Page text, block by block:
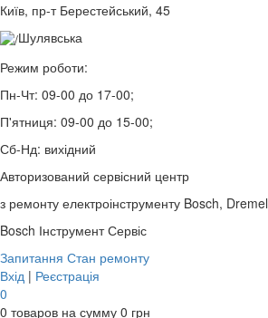
Київ, пр-т Берестейський, 45
Шулявська
Режим роботи:
Пн-Чт: 09-00 до 17-00;
П'ятниця: 09-00 до 15-00;
Сб-Нд: вихідний
Авторизований сервісний центр
з ремонту електроінструменту Bosch, Dremel
Bosch Інструмент Сервіс
Запитання Стан ремонту
Вхід | Реєстрація
0
0 товаров на сумму 0 грн